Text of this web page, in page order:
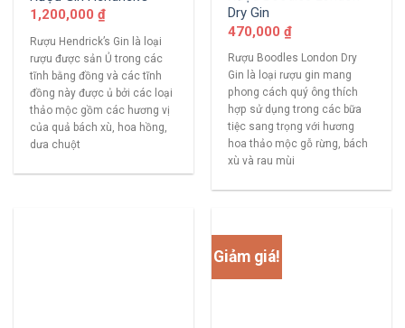
1,200,000 ₫
Rượu Hendrick’s Gin là loại
rượu được sản Ủ trong các
tĩnh bằng đồng và các tĩnh
đồng này được ủ bởi các loại
thảo mộc gồm các hương vị
của quả bách xù, hoa hồng,
dưa chuột
Dry Gin
470,000 ₫
Rượu Boodles London Dry
Gin là loại rượu gin mang
phong cách quý ông thích
hợp sử dụng trong các bữa
tiệc sang trọng với hương
hoa thảo mộc gỗ rừng, bách
xù và rau mùi
Giảm giá!